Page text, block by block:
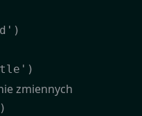
zmiennych